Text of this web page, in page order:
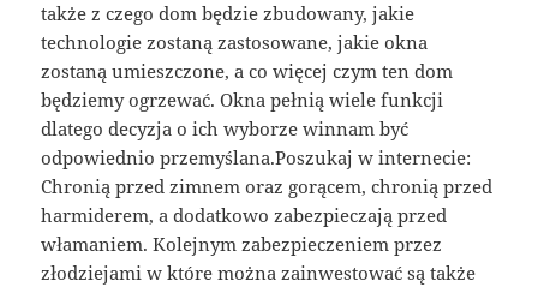
także z czego dom będzie zbudowany, jakie
technologie zostaną zastosowane, jakie okna
zostaną umieszczone, a co więcej czym ten dom
będziemy ogrzewać. Okna pełnią wiele funkcji
dlatego decyzja o ich wyborze winnam być
odpowiednio przemyślana.Poszukaj w internecie:
Chronią przed zimnem oraz gorącem, chronią przed
harmiderem, a dodatkowo zabezpieczają przed
włamaniem. Kolejnym zabezpieczeniem przez
złodziejami w które można zainwestować są także